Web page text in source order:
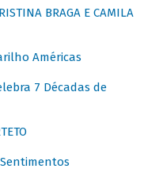
BRAGA E CAMILA
Américas
7 Décadas de
Sentimentos